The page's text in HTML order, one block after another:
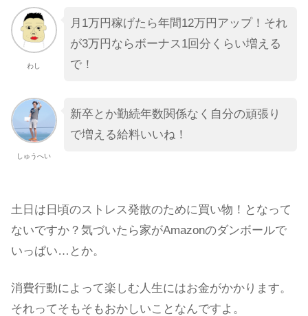
わし
月1万円稼げたら年間12万円アップ！それ
が3万円ならボーナス1回分くらい増える
で！
しゅうへい
新卒とか勤続年数関係なく自分の頑張り
で増える給料いいね！
土日は日頃のストレス発散のために買い物！となって
ないですか？気づいたら家がAmazonのダンボールで
いっぱい…とか。
消費行動によって楽しむ人生にはお金がかかります。
それってそもそもおかしいことなんですよ。